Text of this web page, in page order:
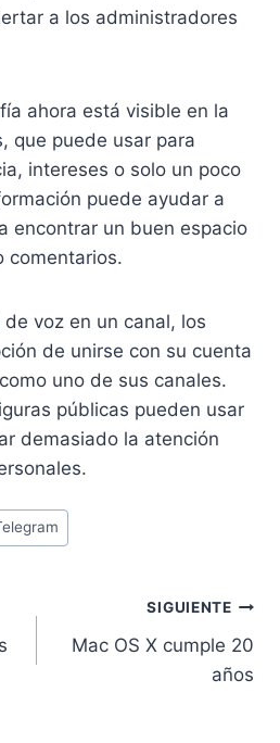
a los administradores
ahora está visible en la
que puede usar para
intereses o solo un poco
puede ayudar a
encontrar un buen espacio
comentarios.
voz en un canal, los
de unirse con su cuenta
uno de sus canales.
públicas pueden usar
demasiado la atención
SIGUIENTE
Mac OS X cumple 20
años